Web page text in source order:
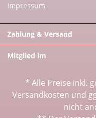
Impressum
Zahlung & Versand
Mitglied im
* Alle Preise inkl.
Versandkosten und
nicht